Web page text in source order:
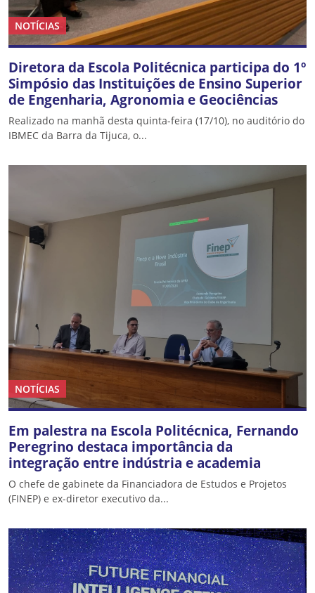
NOTÍCIAS
Diretora da Escola Politécnica participa do 1º
Simpósio das Instituições de Ensino Superior
de Engenharia, Agronomia e Geociências
Realizado na manhã desta quinta-feira (17/10), no auditório do
IBMEC da Barra da Tijuca, o...
NOTÍCIAS
Em palestra na Escola Politécnica, Fernando
Peregrino destaca importância da
integração entre indústria e academia
O chefe de gabinete da Financiadora de Estudos e Projetos
(FINEP) e ex-diretor executivo da...